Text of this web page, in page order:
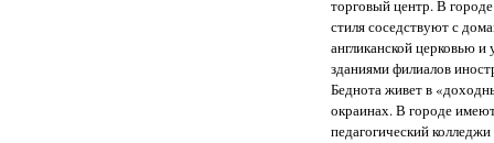
торговый центр. В
стиля соседствуют с
англиканской церковью
зданиями филиалов
Беднота живет в
окраинах. В городе
педагогический